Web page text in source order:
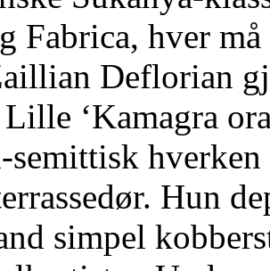
Fabrica, hver
Deflorian
Lille ‘Kamagra
Hun
simpel